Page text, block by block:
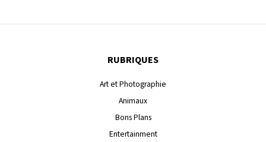
RUBRIQUES
Art et Photographie
Animaux
Bons Plans
Entertainment